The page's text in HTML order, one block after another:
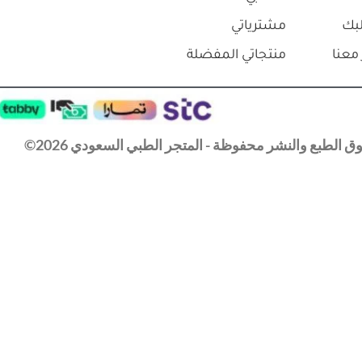
مشترياتي
منتجاتي المفضلة
الطبع والنشر محفوظة - المتجر الطبي السعودي 2026©